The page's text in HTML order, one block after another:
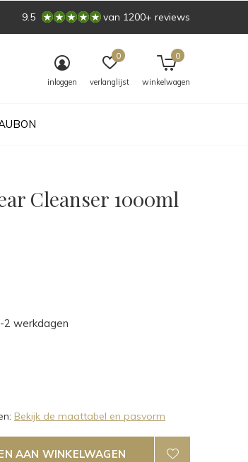
inloggen verlanglijst
0
winkelwagen
0
9.5 van 1200+ reviews
Cleanser 1000ml
werkdagen
Bekijk de maattabel en pasvorm
AAN WINKELWAGEN